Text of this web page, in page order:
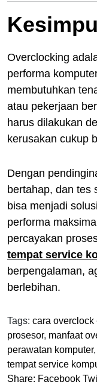
Overclocking
performa
membutuhkan
atau pekerjaan
harus dilakukan
kerusakan cukup
Dengan
bertahap, dan tes
bisa menjadi
performa
percayakan
tempat service
berpengalaman,
berlebihan.
Tags: cara overclock
prosesor, manfaat
perawatan komputer,
tempat service
Share: Facebook